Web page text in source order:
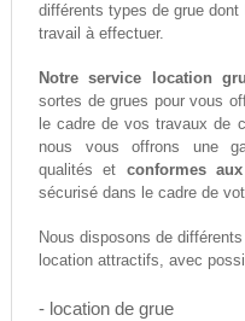
différents types de grue
travail à effectuer.
Notre service location
sortes de grues pour vous
le cadre de vos travaux de
nous vous offrons une
qualités et conformes
sécurisé dans le cadre de
Nous disposons de
location attractifs, avec
- location de grue